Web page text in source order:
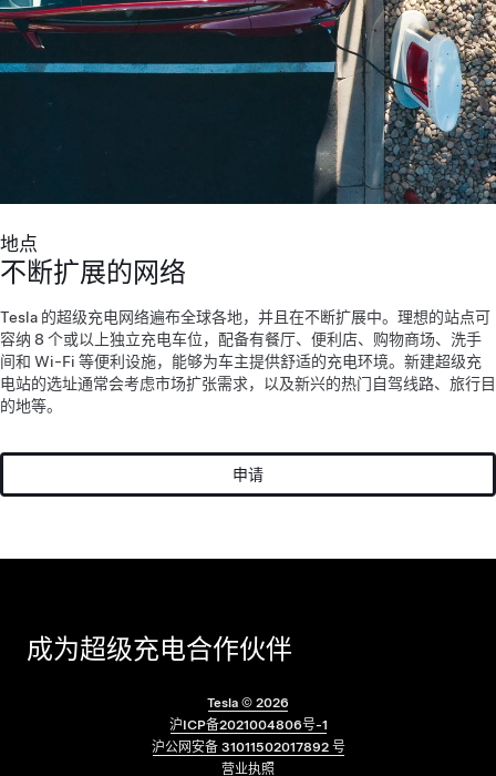
Tesla 的超级充电网络遍布全球各地，并且在不断扩展中。理想的站点可
容纳 8 个或以上独立充电车位，配备有餐厅、便利店、购物商场、洗手
间和 Wi-Fi 等便利设施，能够为车主提供舒适的充电环境。新建超级充
电站的选址通常会考虑市场扩张需求，以及新兴的热门自驾线路、旅行目
的地等。
申请
地点
不断扩展的网络
成为超级充电合作伙伴
Tesla © 2026
沪ICP备2021004806号-1
沪公网安备 31011502017892 号
营业执照